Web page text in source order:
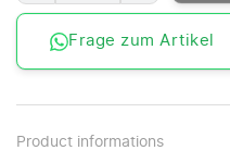
Frage zum Artikel
Product informations